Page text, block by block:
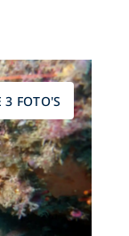
3 FOTO'S